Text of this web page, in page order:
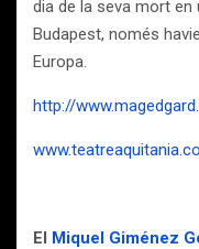
dia de la seva mort en
Budapest, només
Europa.
http://
El Miquel Giménez